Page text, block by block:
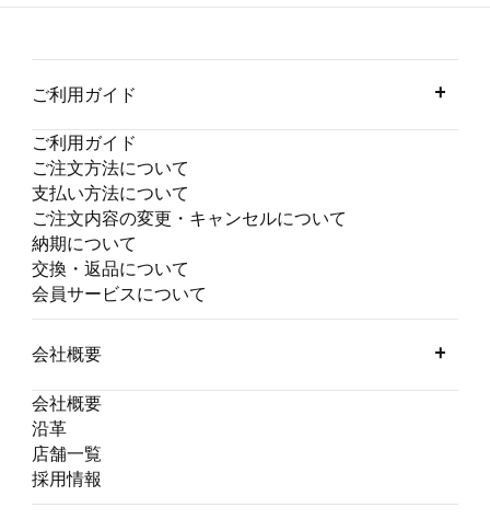
ご利用ガイド
ご利用ガイド
ご注文方法について
支払い方法について
ご注文内容の変更・キャンセルについて
納期について
交換・返品について
会員サービスについて
会社概要
会社概要
沿革
店舗一覧
採用情報